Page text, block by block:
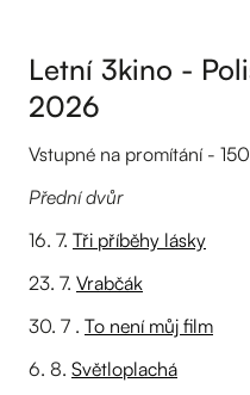
Letní 3kino -
2026
Vstupné na promítání -
Přední dvůr
16. 7. Tři příběhy lásky
23. 7. Vrabčák
30. 7 . To není můj film
6. 8. Světloplachá